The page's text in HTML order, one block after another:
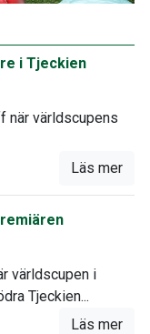
i Tjeckien
när världscupens
Läs mer
världscupen i
Tjeckien...
Läs mer